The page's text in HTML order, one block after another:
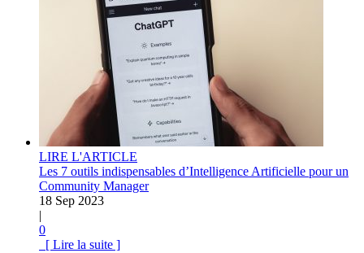
LIRE L'ARTICLE
Les 7 outils indispensables d’Intelligence Artificielle pour un
Community Manager
18 Sep 2023
|
0
[ Lire la suite ]